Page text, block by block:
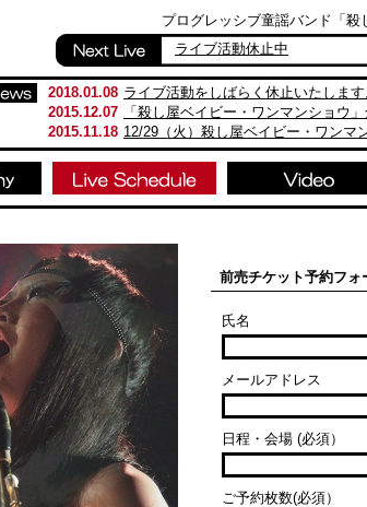
プログレッシブ童謡バンド「
ライブ活動休止中
2018.01.08 ライブ活動をしばらく休止いたします
2015.12.07
「殺し屋ベイビー・ワンマンショウ
2015.11.18 12/29（火）殺し屋ベイビー・ワンマ
前売チケット予約フォ
氏名
メールアドレス
日程・会場 (必須）
ご予約枚数(必須）